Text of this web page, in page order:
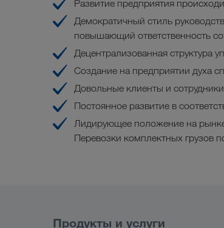
Развитие предприятия
Демократичный стиль
повышающий ответственность
Децентрализованная структура
Создание на предприятии духа
Довольные клиенты и
Постоянное развитие в
Лидирующее положение на
Перевозки комплектных грузов
Продукты и услуги